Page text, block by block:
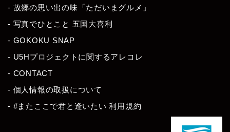
- 故郷の思い出の味「ただいまグルメ」
- 写真でひとこと 五国大喜利
- GOKOKU SNAP
- U5Hプロジェクトに関するアレコレ
- CONTACT
- 個人情報の取扱について
- #またここで君と逢いたい 利用規約